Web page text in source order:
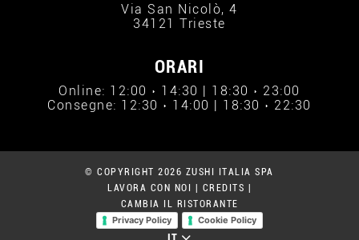
Via San Nicolò, 4
34121 Trieste
ORARI
Online: 12:00 › 14:30 | 18:30 › 23:00
Consegne: 12:30 › 14:00 | 18:30 › 22:30
© COPYRIGHT 2026 ZUSHI ITALIA SPA
LAVORA CON NOI
CREDITS
CAMBIA IL RISTORANTE
Privacy Policy
Cookie Policy